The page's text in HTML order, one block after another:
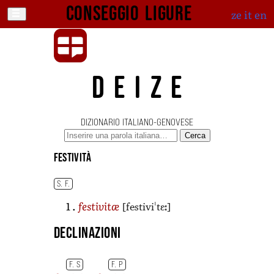
Conseggio ligure ze iten
DEIZE
DIZIONARIO ITALIANO-GENOVESE
Cerca
festività
S. F.
festivitæ [festiviˈtɛː]
Declinazioni
F. S F. P